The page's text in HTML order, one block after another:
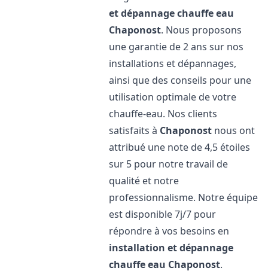
et dépannage chauffe eau
Chaponost. Nous proposons
une garantie de 2 ans sur nos
installations et dépannages,
ainsi que des conseils pour une
utilisation optimale de votre
chauffe-eau. Nos clients
satisfaits à Chaponost nous ont
attribué une note de 4,5 étoiles
sur 5 pour notre travail de
qualité et notre
professionnalisme. Notre équipe
est disponible 7j/7 pour
répondre à vos besoins en
installation et dépannage
chauffe eau Chaponost.